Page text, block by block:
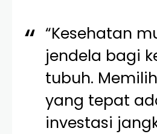
“Kesehatan
jendela bagi
tubuh.
yang tepat
investasi